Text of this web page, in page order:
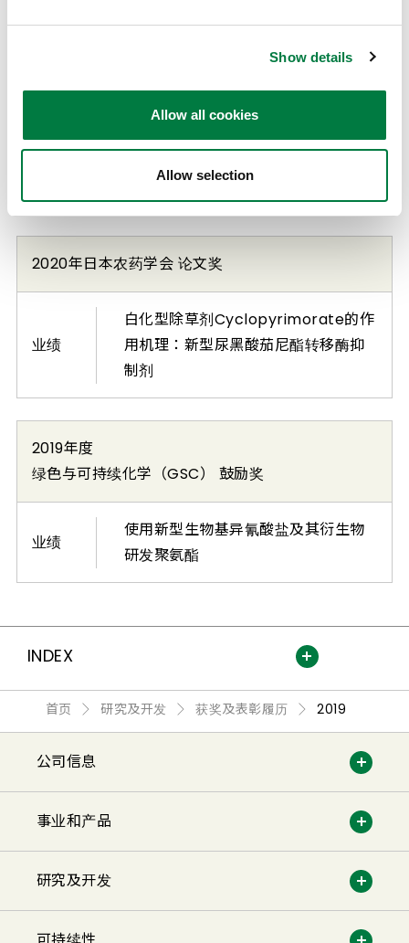
Show details
Allow all cookies
Allow selection
金属树脂接合技术“POLYMETAC™”
属/非晶性树脂的一体成型
2020年日本农药学会 论文奖
业绩
白化型除草剂Cyclopyrimorate的作
用机理：新型尿黑酸茄尼酯转移酶抑
制剂
2019年度
绿色与可持续化学（GSC） 鼓励奖
业绩
使用新型生物基异氰酸盐及其衍生物
研发聚氨酯
INDEX
首页 研究及开发 获奖及表彰履历 2019
公司信息
事业和产品
研究及开发